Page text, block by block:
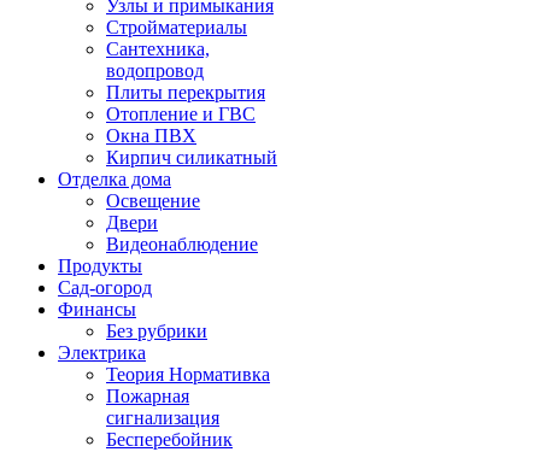
Узлы и примыкания
Стройматериалы
Сантехника,
водопровод
Плиты перекрытия
Отопление и ГВС
Окна ПВХ
Кирпич силикатный
Отделка дома
Освещение
Двери
Видеонаблюдение
Продукты
Сад-огород
Финансы
Без рубрики
Электрика
Теория Нормативка
Пожарная
сигнализация
Бесперебойник